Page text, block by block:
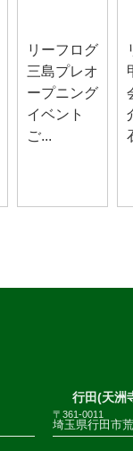
リーフログ
三島プレオ
ープニング
イベント
ご...
行田(天洲
〒361-0011
埼玉県行田市